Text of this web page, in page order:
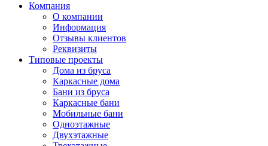
Компания
О компании
Информация
Отзывы клиентов
Реквизиты
Типовые проекты
Дома из бруса
Каркасные дома
Бани из бруса
Каркасные бани
Мобильные бани
Одноэтажные
Двухэтажные